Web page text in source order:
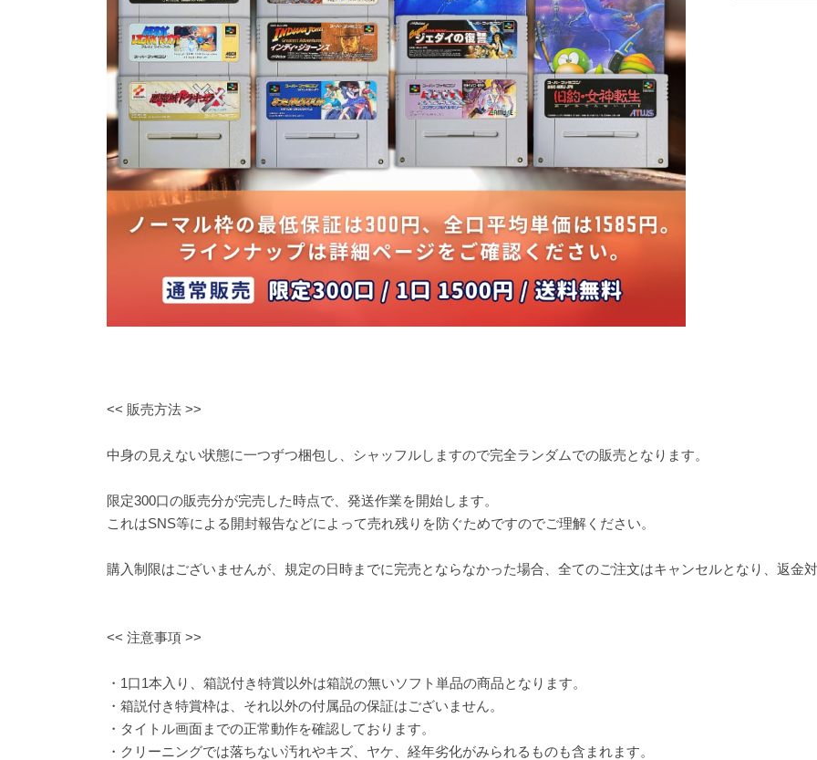
<< 販売方法 >>
中身の見えない状態に一つずつ梱包し、シャッフルしますので完全ランダムでの販売となります。
限定300口の販売分が完売した時点で、発送作業を開始します。
これはSNS等による開封報告などによって売れ残りを防ぐためですのでご理解ください。
購入制限はございませんが、規定の日時までに完売とならなかった場合、全てのご注文はキャンセルとなり、返金対
<< 注意事項 >>
・1口1本入り、箱説付き特賞以外は箱説の無いソフト単品の商品となります。
・箱説付き特賞枠は、それ以外の付属品の保証はございません。
・タイトル画面までの正常動作を確認しております。
・クリーニングでは落ちない汚れやキズ、ヤケ、経年劣化がみられるものも含まれます。